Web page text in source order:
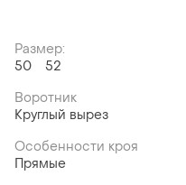
Размер:
50
52
Воротник
Круглый вырез
Особенности кроя
Прямые